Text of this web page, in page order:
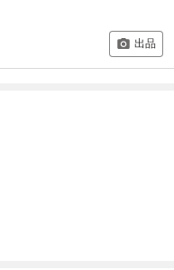
出品